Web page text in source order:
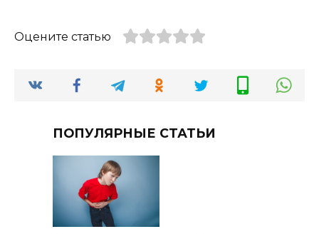
Оцените статью
ПОПУЛЯРНЫЕ СТАТЬИ